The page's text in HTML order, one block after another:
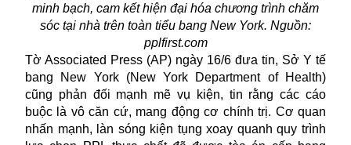
minh bạch, cam kết hiện đại hóa chương trình chăm
sóc tại nhà trên toàn tiểu bang New York. Nguồn:
pplfirst.com
Tờ Associated Press (AP) ngày 16/6 đưa tin, Sở Y tế
bang New York (New York Department of Health)
cũng phản đối mạnh mẽ vụ kiện, tin rằng các cáo
buộc là vô căn cứ, mang động cơ chính trị. Cơ quan
nhấn mạnh, làn sóng kiện tụng xoay quanh quy trình